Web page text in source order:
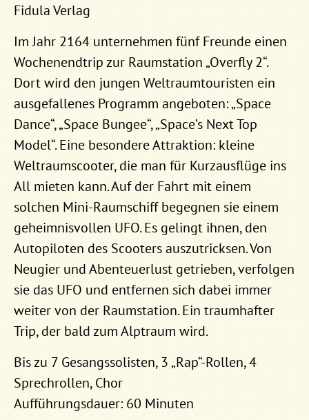
Fidula Verlag
Im Jahr 2164 unternehmen fünf Freunde einen
Wochenendtrip zur Raumstation „Overfly 2“.
Dort wird den jungen Weltraumtouristen ein
ausgefallenes Programm angeboten: „Space
Dance“, „Space Bungee“, „Space’s Next Top
Model“. Eine besondere Attraktion: kleine
Weltraumscooter, die man für Kurzausflüge ins
All mieten kann. Auf der Fahrt mit einem
solchen Mini-Raumschiff begegnen sie einem
geheimnisvollen UFO. Es gelingt ihnen, den
Autopiloten des Scooters auszutricksen. Von
Neugier und Abenteuerlust getrieben, verfolgen
sie das UFO und entfernen sich dabei immer
weiter von der Raumstation. Ein traumhafter
Trip, der bald zum Alptraum wird.
Bis zu 7 Gesangssolisten, 3 „Rap“-Rollen, 4
Sprechrollen, Chor
Aufführungsdauer: 60 Minuten